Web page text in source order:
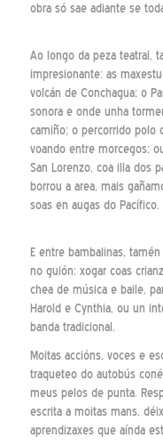
obra só sae adiante se
Ao longo da peza teatral,
impresionante: as
volcán de Conchagua; o
sonora e onde unha
camiño; o percorrido polo
voando entre morcegos;
San Lorenzo, coa illa dos
borrou a area, mais
soas en augas do Pacífico.
E entre bambalinas,
no guión: xogar coas
chea de música e baile,
Harold e Cynthia, ou un
banda tradicional.
Moitas accións, voces e
traqueteo do autobús
meus pelos de punta.
escrita a moitas mans,
aprendizaxes que aínda